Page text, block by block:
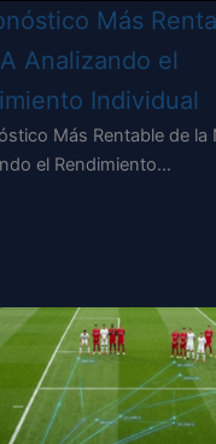
Más
Analizando el
Individual
Más Rentable de la
el Rendimiento…